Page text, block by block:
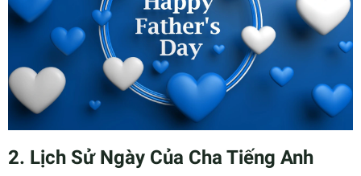
2. Lịch Sử Ngày Của Cha Tiếng Anh